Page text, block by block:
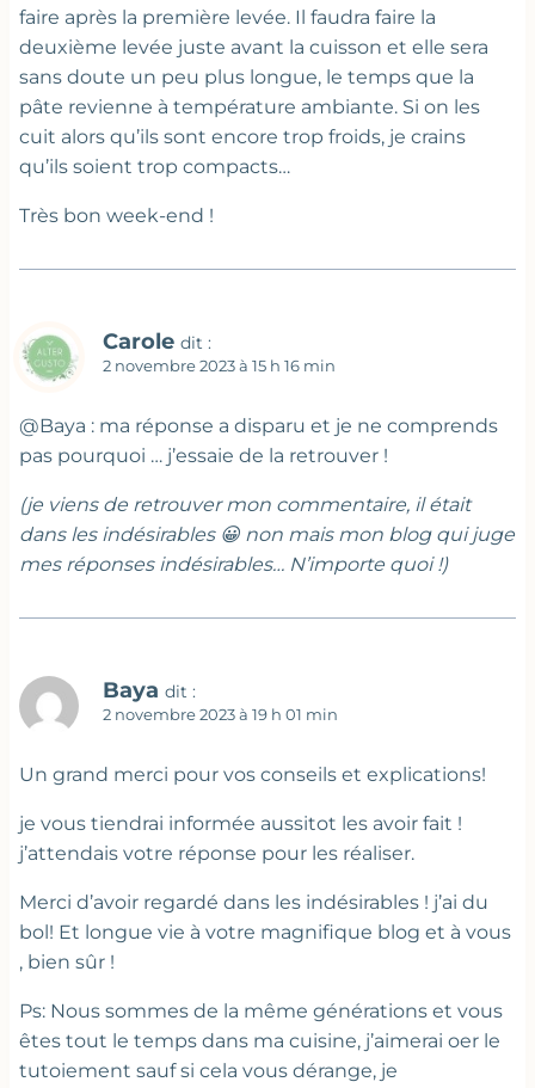
faire après la première levée. Il faudra faire la
deuxième levée juste avant la cuisson et elle sera
sans doute un peu plus longue, le temps que la
pâte revienne à température ambiante. Si on les
cuit alors qu’ils sont encore trop froids, je crains
qu’ils soient trop compacts…
Très bon week-end !
Carole dit :
2 novembre 2023 à 15 h 16 min
@Baya : ma réponse a disparu et je ne comprends
pas pourquoi … j’essaie de la retrouver !
(je viens de retrouver mon commentaire, il était
dans les indésirables 😀 non mais mon blog qui juge
mes réponses indésirables… N’importe quoi !)
Baya dit :
2 novembre 2023 à 19 h 01 min
Un grand merci pour vos conseils et explications!
je vous tiendrai informée aussitot les avoir fait !
j’attendais votre réponse pour les réaliser.
Merci d’avoir regardé dans les indésirables ! j’ai du
bol! Et longue vie à votre magnifique blog et à vous
, bien sûr !
Ps: Nous sommes de la même générations et vous
êtes tout le temps dans ma cuisine, j’aimerai oer le
tutoiement sauf si cela vous dérange, je